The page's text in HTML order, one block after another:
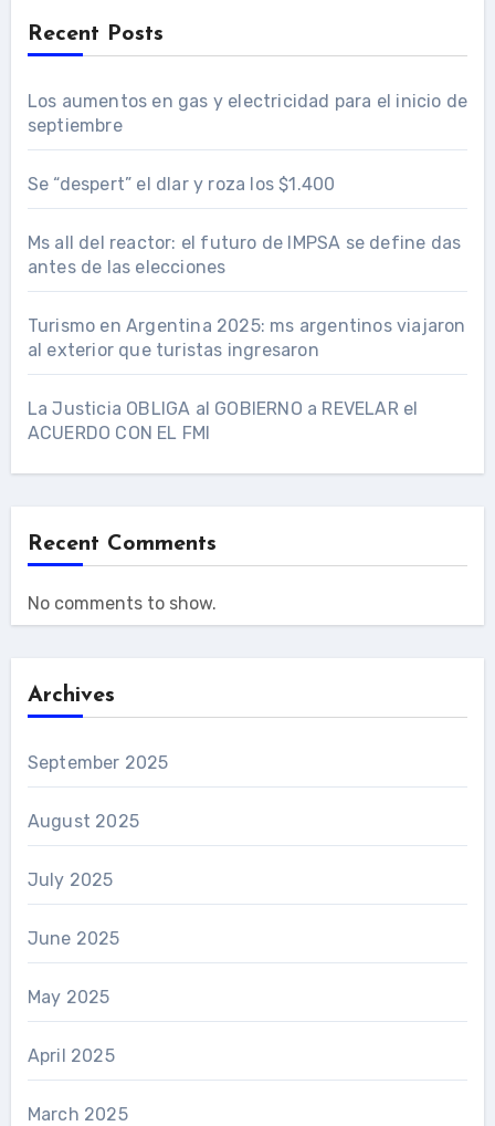
Recent Posts
Los aumentos en gas y electricidad para el inicio de
septiembre
Se “despert” el dlar y roza los $1.400
Ms all del reactor: el futuro de IMPSA se define das
antes de las elecciones
Turismo en Argentina 2025: ms argentinos viajaron
al exterior que turistas ingresaron
La Justicia OBLIGA al GOBIERNO a REVELAR el
ACUERDO CON EL FMI
Recent Comments
No comments to show.
Archives
September 2025
August 2025
July 2025
June 2025
May 2025
April 2025
March 2025